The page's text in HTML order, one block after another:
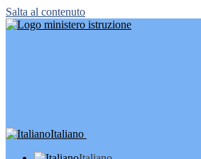
Salta al contenuto
Italiano